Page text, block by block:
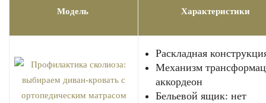
Модель Характеристики
Раскладная
Механизм
аккордеон
Бельевой ящик: нет